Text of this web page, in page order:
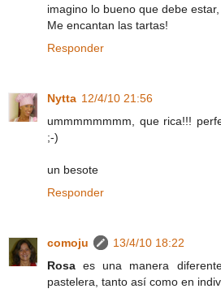
imagino lo bueno que debe
Me encantan las tartas!
Responder
Nytta 12/4/10 21:56
ummmmmmmm, que rica!!!
;-)
un besote
Responder
comoju
13/4/10 18:22
Rosa es una manera
pastelera, tanto así como en